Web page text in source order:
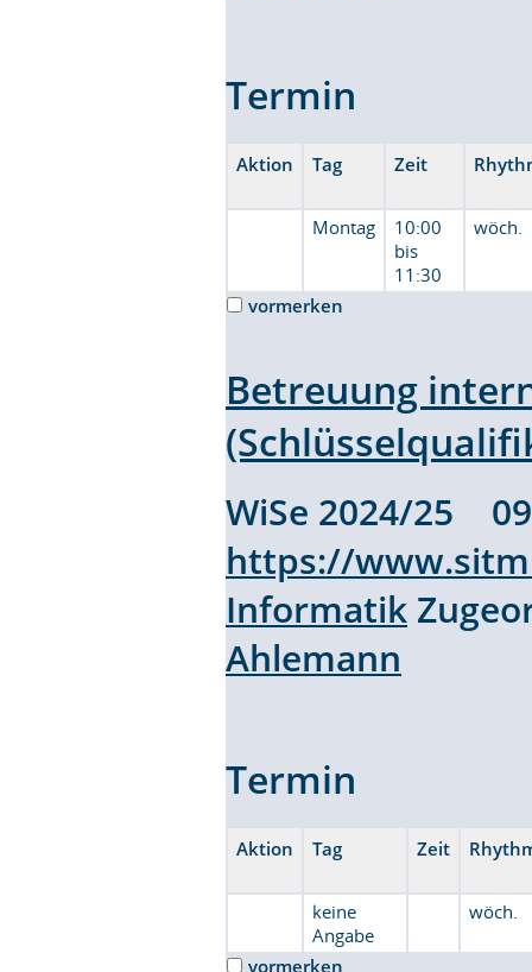
Termin
Aktion Tag Zeit
Montag
10:00
bis
11:30
wöch.
vormerken
Betreuung
WiSe 2024/25
https://
Informatik
Ahlemann
Termin
Aktion Tag Zeit
keine
Angabe
wöch.
vormerken